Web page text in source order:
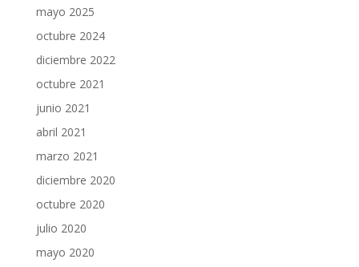
mayo 2025
octubre 2024
diciembre 2022
octubre 2021
junio 2021
abril 2021
marzo 2021
diciembre 2020
octubre 2020
julio 2020
mayo 2020